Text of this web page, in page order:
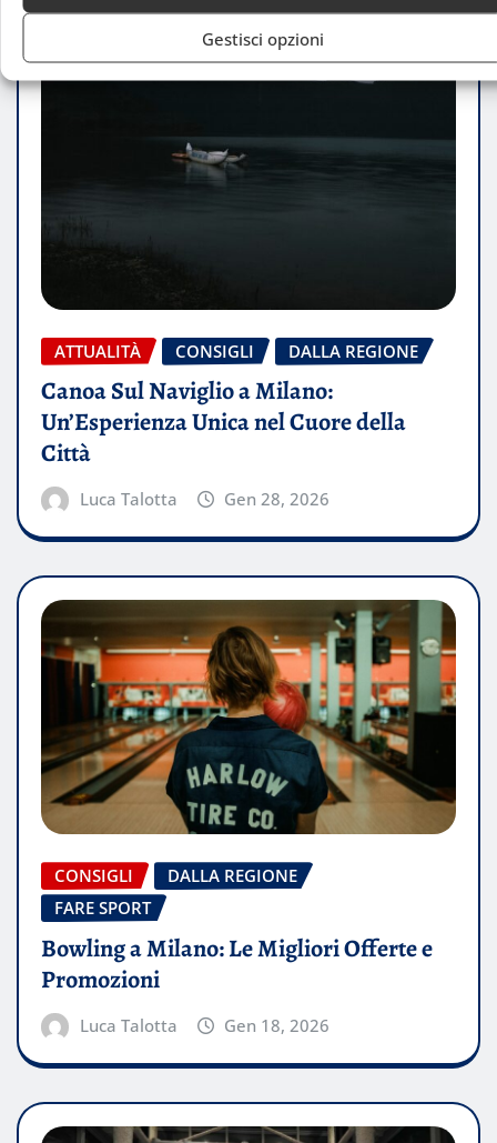
Gestisci opzioni
ATTUALITÀ CONSIGLI DALLA REGIONE
Canoa Sul Naviglio a Milano:
Un’Esperienza Unica nel Cuore della
Città
Luca Talotta Gen 28, 2026
CONSIGLI
DALLA REGIONE
FARE SPORT
Bowling a Milano: Le Migliori Offerte e
Promozioni
Luca Talotta Gen 18, 2026